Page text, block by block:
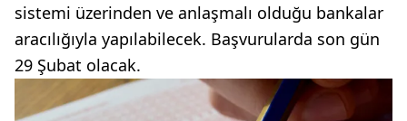
sistemi üzerinden ve anlaşmalı olduğu bankalar
aracılığıyla yapılabilecek. Başvurularda son gün
29 Şubat olacak.